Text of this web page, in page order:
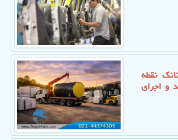
نقطه
و اجرای